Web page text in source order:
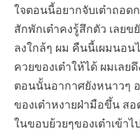
ใจตอนนี้อยากจับเต๋าถอด
สักพักเต๋าคงรู้สึกตัว เลย
ลงใกล้ๆ ผม คืนนี้เผมนอ
ควยของเต๋าให้ได้ ผมเล
ตอนนั้นอากาศยังหนาวๆ
ของเต๋าหงายฝ่ามือขึ้น สอ
ในขอบย้วยๆของเต๋าเข้า